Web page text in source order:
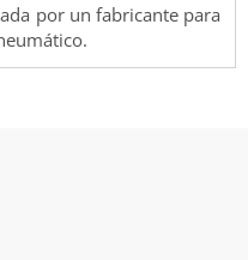
por un fabricante para